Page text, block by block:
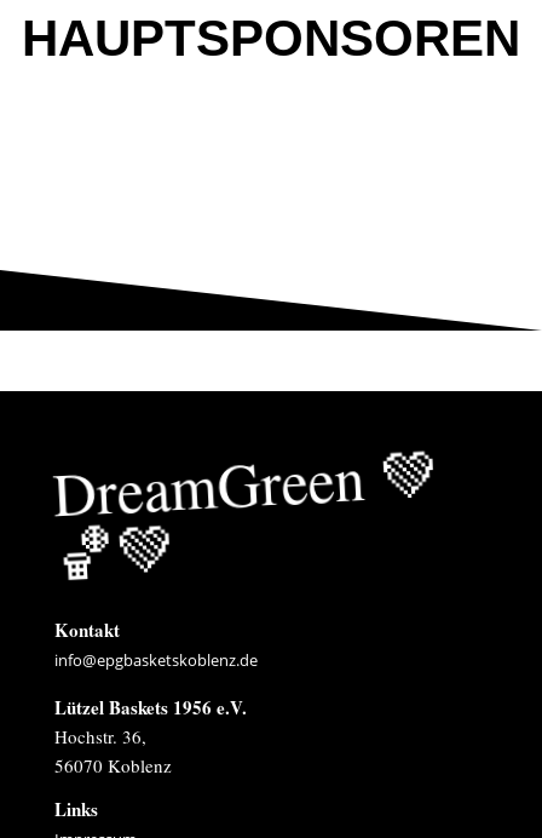
HAUPTSPONSOREN
Drea
mGreen
💚
🏀
💚
Kontakt
info@epgbasketskoblenz.de
Lützel Baskets 1956 e.V.
Hochstr. 36,
56070 Koblenz
Links